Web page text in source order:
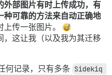
外部图片有时上传成功，有
种可靠的方法来自动正确地
上传一张图片。
，这让我（以及我为其迁移
何记录，只有多条 Sidekiq